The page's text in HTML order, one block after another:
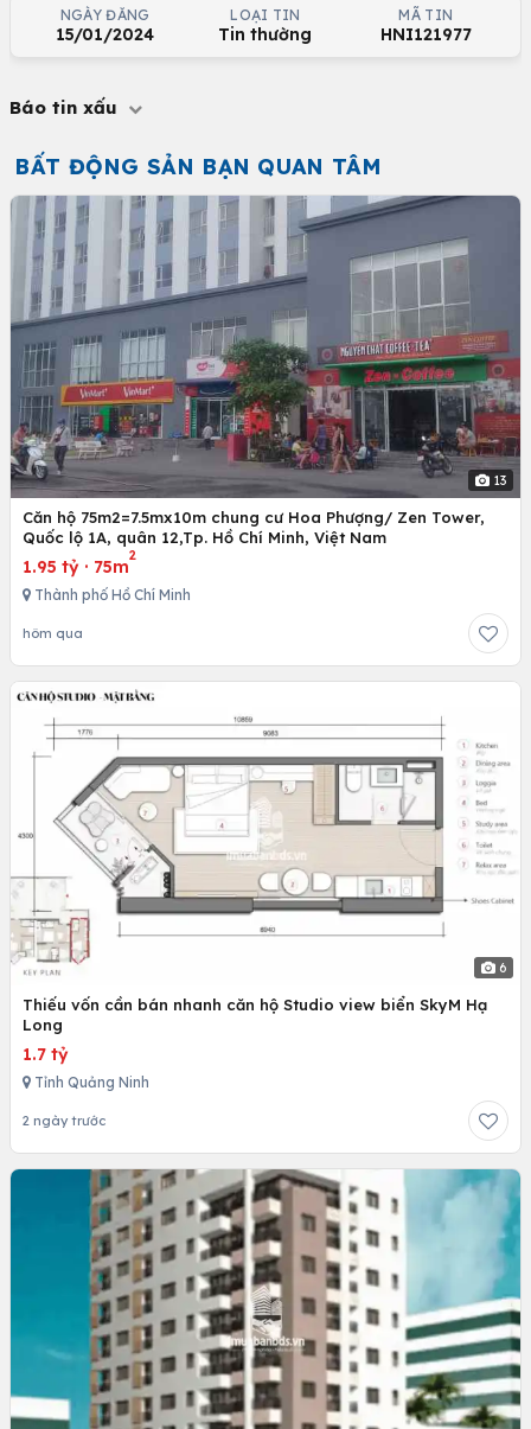
NGÀY ĐĂNG
15/01/2024
LOẠI TIN
Tin thường
MÃ TIN
HNI121977
Báo tin xấu
BẤT ĐỘNG SẢN BẠN QUAN TÂM
13
Căn hộ 75m2=7.5mx10m chung cư Hoa Phượng/ Zen Tower,
Quốc lộ 1A, quân 12,Tp. Hồ Chí Minh, Việt Nam
1.95 tỷ · 75m
2
Thành phố Hồ Chí Minh
hôm qua
6
Thiếu vốn cần bán nhanh căn hộ Studio view biển SkyM Hạ
Long
1.7 tỷ
Tỉnh Quảng Ninh
2 ngày trước